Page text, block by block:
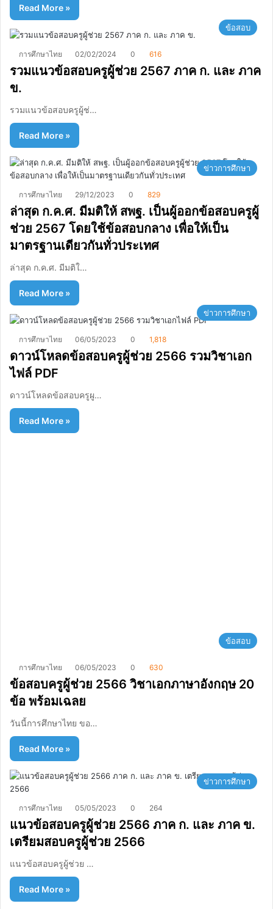
Read More »
ข้อสอบ
การศึกษาไทย 02/02/2024 0 616
รวมแนวข้อสอบครูผู้ช่วย 2567 ภาค ก. และ ภาค
ข.
รวมแนวข้อสอบครูผู้ช่…
Read More »
ข่าวการศึกษา
การศึกษาไทย 29/12/2023 0 829
ล่าสุด ก.ค.ศ. มีมติให้ สพฐ. เป็นผู้ออกข้อสอบครูผู้
ช่วย 2567 โดยใช้ข้อสอบกลาง เพื่อให้เป็น
มาตรฐานเดียวกันทั่วประเทศ
ล่าสุด ก.ค.ศ. มีมติใ…
Read More »
ข่าวการศึกษา
การศึกษาไทย 06/05/2023 0 1,818
ดาวน์โหลดข้อสอบครูผู้ช่วย 2566 รวมวิชาเอก
ไฟล์ PDF
ดาวน์โหลดข้อสอบครูผู…
Read More »
ข้อสอบ
การศึกษาไทย 06/05/2023 0 630
ข้อสอบครูผู้ช่วย 2566 วิชาเอกภาษาอังกฤษ 20
ข้อ พร้อมเฉลย
วันนี้การศึกษาไทย ขอ…
Read More »
ข่าวการศึกษา
การศึกษาไทย 05/05/2023 0 264
แนวข้อสอบครูผู้ช่วย 2566 ภาค ก. และ ภาค ข.
เตรียมสอบครูผู้ช่วย 2566
แนวข้อสอบครูผู้ช่วย …
Read More »